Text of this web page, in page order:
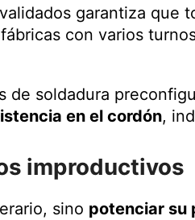
validados garantiza que
con varios
de soldadura
en el cordón,
improductivos
sino potenciar su